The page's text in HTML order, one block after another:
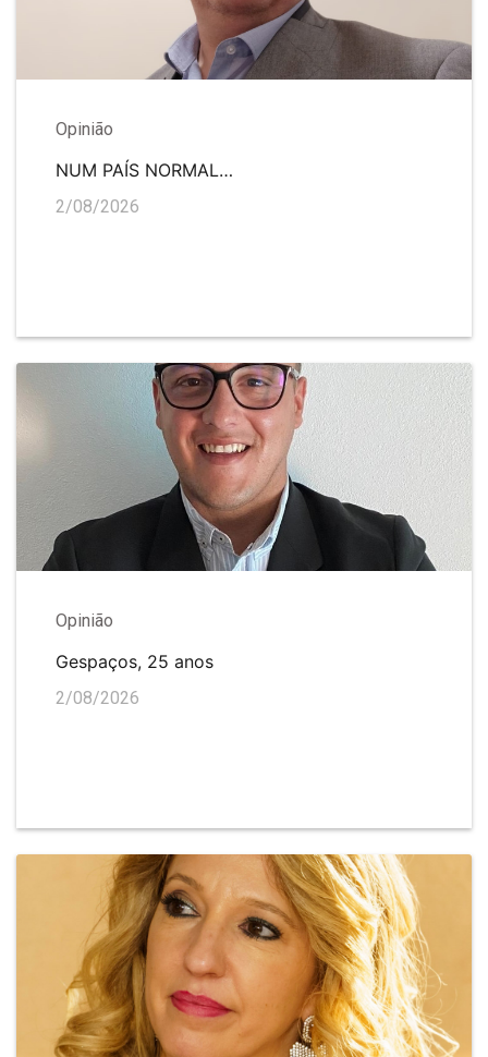
Opinião
NUM PAÍS NORMAL…
2/08/2026
Opinião
Gespaços, 25 anos
2/08/2026